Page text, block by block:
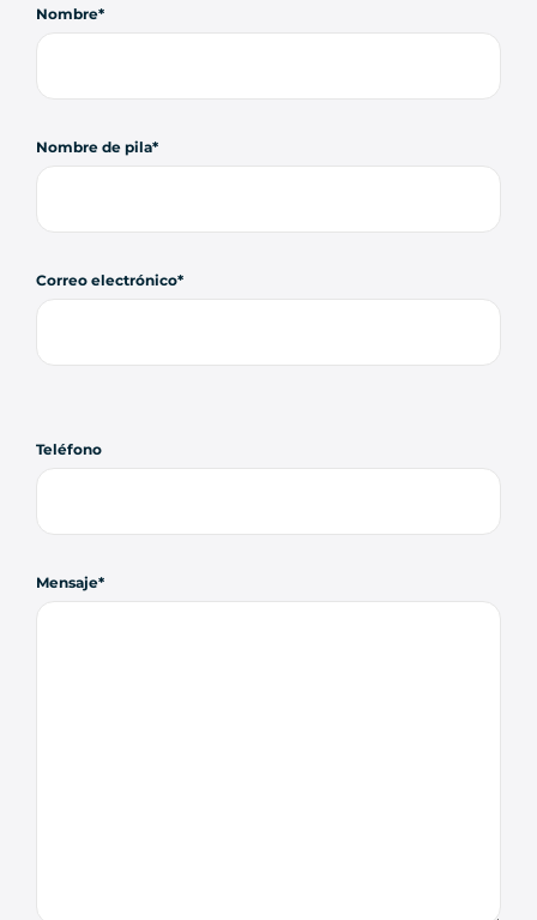
Nombre
Nombre de pila
Correo electrónico
Teléfono
Mensaje